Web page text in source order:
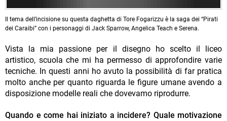
Il tema dell’incisione su questa daghetta di Tore Fogarizzu è la saga dei “Pirati
dei Caraibi” con i personaggi di Jack Sparrow, Angelica Teach e Serena.
Vista la mia passione per il disegno ho scelto il liceo
artistico, scuola che mi ha permesso di approfondire varie
tecniche. In questi anni ho avuto la possibilità di far pratica
molto anche per quanto riguarda le figure umane avendo a
disposizione modelle reali che dovevamo riprodurre.
Quando e come hai iniziato a incidere? Quale motivazione